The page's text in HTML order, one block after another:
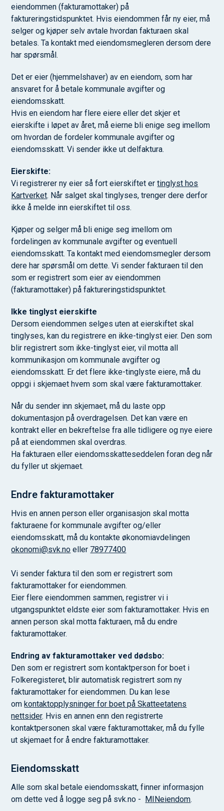
eiendommen (fakturamottaker) på
faktureringstidspunktet. Hvis eiendommen får ny eier, må
selger og kjøper selv avtale hvordan fakturaen skal
betales. Ta kontakt med eiendomsmegleren dersom dere
har spørsmål.
Det er eier (hjemmelshaver) av en eiendom, som har
ansvaret for å betale kommunale avgifter og
eiendomsskatt.
Hvis en eiendom har flere eiere eller det skjer et
eierskifte i løpet av året, må eierne bli enige seg imellom
om hvordan de fordeler kommunale avgifter og
eiendomsskatt. Vi sender ikke ut delfaktura.
Eierskifte:
Vi registrerer ny eier så fort eierskiftet ertinglyst hos
Kartverket. Når salget skal tinglyses, trenger dere derfor
ikke å melde inn eierskiftet til oss.
Kjøper og selger må bli enige seg imellom om
fordelingen av kommunale avgifter og eventuell
eiendomsskatt. Ta kontakt med eiendomsmegler dersom
dere har spørsmål om dette. Vi sender fakturaen til den
som er registrert som eier av eiendommen
(fakturamottaker) på faktureringstidspunktet.
Ikke tinglyst eierskifte
Dersom eiendommen selges uten at eierskiftet skal
tinglyses, kan du registrere en ikke-tinglyst eier. Den som
blir registrert som ikke-tinglyst eier, vil motta all
kommunikasjon om kommunale avgifter og
eiendomsskatt. Er det flere ikke-tinglyste eiere, må du
oppgi i skjemaet hvem som skal være fakturamottaker.
Når du sender inn skjemaet, må du laste opp
dokumentasjon på overdragelsen. Det kan være en
kontrakt eller en bekreftelse fra alle tidligere og nye eiere
på at eiendommen skal overdras.
Ha fakturaen eller eiendomsskatteseddelen foran deg når
du fyller ut skjemaet.
Endre fakturamottaker
Hvis en annen person eller organisasjon skal motta
fakturaene for kommunale avgifter og/eller
eiendomsskatt, må du kontakte økonomiavdelingen
okonomi@svk.no eller 78977400
Vi sender faktura til den som er registrert som
fakturamottaker for eiendommen.
Eier flere eiendommen sammen, registrer vi i
utgangspunktet eldste eier som fakturamottaker. Hvis en
annen person skal motta fakturaen, må du endre
fakturamottaker.
Endring av fakturamottaker ved dødsbo:
Den som er registrert som kontaktperson for boet i
Folkeregisteret, blir automatisk registrert som ny
fakturamottaker for eiendommen. Du kan lese
omkontaktopplysninger for boet på Skatteetatens
nettsider. Hvis en annen enn den registrerte
kontaktpersonen skal være fakturamottaker, må du fylle
ut skjemaet for å endre fakturamottaker.
Eiendomsskatt
Alle som skal betale eiendomsskatt, finner informasjon
om dette ved å logge seg på svk.no - MINeiendom.